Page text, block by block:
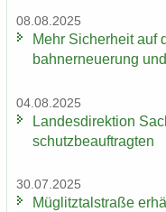
08.08.2025
Mehr Si­cher­heit auf
bahn­erneue­rung
04.08.2025
Lan­des­di­rek­ti­on
schutz­be­auf­trag­ten
30.07.2025
Müg­litz­tal­stra­ße